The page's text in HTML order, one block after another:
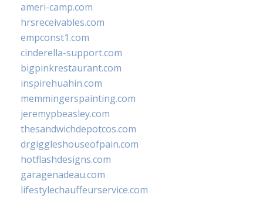
ameri-camp.com
hrsreceivables.com
empconst1.com
cinderella-support.com
bigpinkrestaurant.com
inspirehuahin.com
memmingerspainting.com
jeremypbeasley.com
thesandwichdepotcos.com
drgiggleshouseofpain.com
hotflashdesigns.com
garagenadeau.com
lifestylechauffeurservice.com